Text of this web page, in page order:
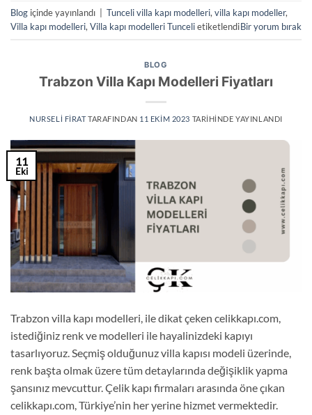
Blog içinde yayınlandı Tunceli villa kapı modelleri,villa kapı modeller,
Villa kapı modelleri,Villa kapı modelleri TuncelietiketlendiBir yorum bırak
BLOG
Trabzon Villa Kapı Modelleri Fiyatları
NURSELI FIRATTARAFINDAN 11 EKIM 2023 TARIHINDE YAYINLANDI
11
Eki
Trabzon villa kapı modelleri, ile dikat çeken celikkapı.com,
istediğiniz renk ve modelleri ile hayalinizdeki kapıyı
tasarlıyoruz. Seçmiş olduğunuz villa kapısı modeli üzerinde,
renk başta olmak üzere tüm detaylarında değişiklik yapma
şansınız mevcuttur. Çelik kapı firmaları arasında öne çıkan
celikkapı.com, Türkiye’nin her yerine hizmet vermektedir.